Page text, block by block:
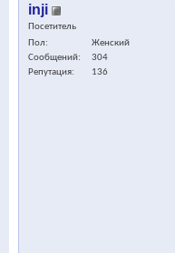
inji
Посетитель
Пол
Женский
Сообщений
304
Репутация
136